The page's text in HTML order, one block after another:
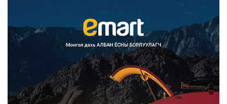
Францад иргэд рүү зөвшөөрөлгүй
сурталчилгааны дууд...
2026/08/07